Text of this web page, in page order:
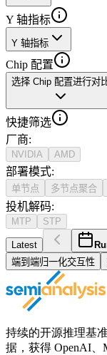
Y 轴指标
Y 轴指标
Chip 配置
选择 Chip 配置进行对
快捷筛选
厂商:
NVIDIA AMD
部署模式:
单节点 多节点聚合
投机解码:
MTP STP
Latest
端到端归一化交互性
持续的开源推理基
据，获得 OpenAI、